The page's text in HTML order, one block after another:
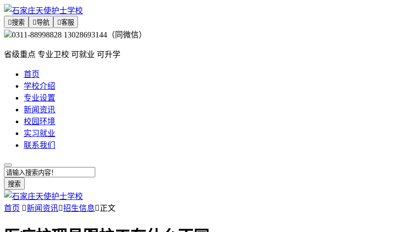
搜索 导航 客服
0311-88998828 13028693144（同微信）
省级重点 专业卫校 可就业 可升学
首页
学校介绍
专业设置
新闻资讯
校园环境
实习就业
联系我们
搜索
首页 新闻资讯招生信息正文